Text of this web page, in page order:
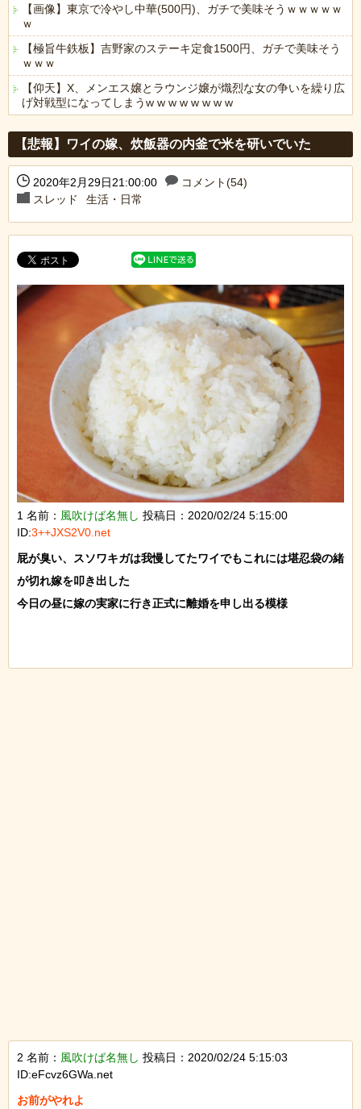
【画像】東京で冷やし中華(500円)、ガチで美味そうｗｗｗｗｗ
ｗ
【極旨牛鉄板】吉野家のステーキ定食1500円、ガチで美味そう
ｗｗｗ
【仰天】X、メンエス嬢とラウンジ嬢が熾烈な女の争いを繰り広
げ対戦型になってしまうw w w w w w w w
【悲報】ワイの嫁、炊飯器の内釜で米を研いでいた
2020年2月29日21:00:00
コメント(54)
スレッド
生活・日常
1 名前： 風吹けば名無し 投稿日：2020/02/24 5:15:00
ID:3++JXS2V0.net
屁が臭い、スソワキガは我慢してたワイでもこれには堪忍袋の緒
が切れ嫁を叩き出した
今日の昼に嫁の実家に行き正式に離婚を申し出る模様
2 名前： 風吹けば名無し 投稿日：2020/02/24 5:15:03
ID:eFcvz6GWa.net
お前がやれよ